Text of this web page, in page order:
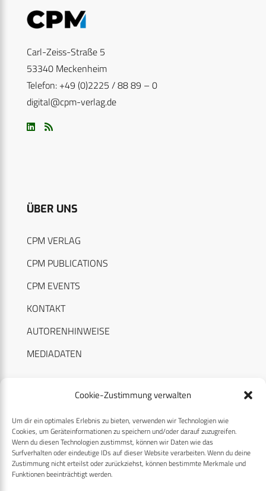
Cookie-Zustimmung verwalten
Um dir ein optimales Erlebnis zu bieten, verwenden wir Technologien wie
Cookies, um Geräteinformationen zu speichern und/oder darauf zuzugreifen.
Wenn du diesen Technologien zustimmst, können wir Daten wie das
Surfverhalten oder eindeutige IDs auf dieser Website verarbeiten. Wenn du deine
Zustimmung nicht erteilst oder zurückziehst, können bestimmte Merkmale und
Funktionen beeinträchtigt werden.
Carl-Zeiss-Straße 5
53340 Meckenheim
Telefon: +49 (0)2225 / 88 89 – 0
digital@cpm-verlag.de
ÜBER UNS
CPM VERLAG
CPM PUBLICATIONS
CPM EVENTS
KONTAKT
AUTORENHINWEISE
MEDIADATEN
RECHTLICHES
Datenschutzerklärung
Cookie-Richtlinie (EU)